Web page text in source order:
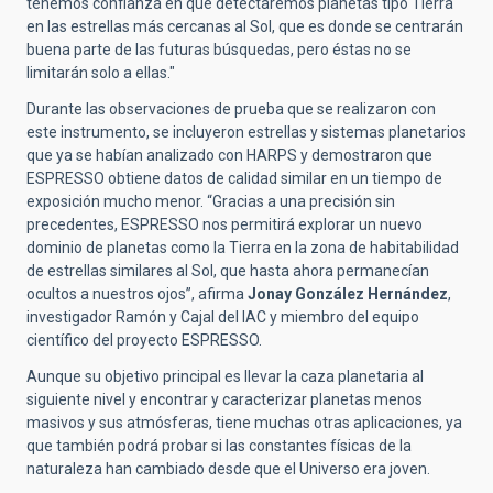
en las estrellas más cercanas al Sol, que es donde se centrarán
buena parte de las futuras búsquedas, pero éstas no se
limitarán solo a ellas."
Durante las observaciones de prueba que se realizaron con
este instrumento, se incluyeron estrellas y sistemas planetarios
que ya se habían analizado con HARPS y demostraron que
ESPRESSO obtiene datos de calidad similar en un tiempo de
exposición mucho menor. “Gracias a una precisión sin
precedentes, ESPRESSO nos permitirá explorar un nuevo
dominio de planetas como la Tierra en la zona de habitabilidad
de estrellas similares al Sol, que hasta ahora permanecían
ocultos a nuestros ojos”, afirma Jonay González Hernández,
investigador Ramón y Cajal del IAC y miembro del equipo
científico del proyecto ESPRESSO.
Aunque su objetivo principal es llevar la caza planetaria al
siguiente nivel y encontrar y caracterizar planetas menos
masivos y sus atmósferas, tiene muchas otras aplicaciones, ya
que también podrá probar si las constantes físicas de la
naturaleza han cambiado desde que el Universo era joven.